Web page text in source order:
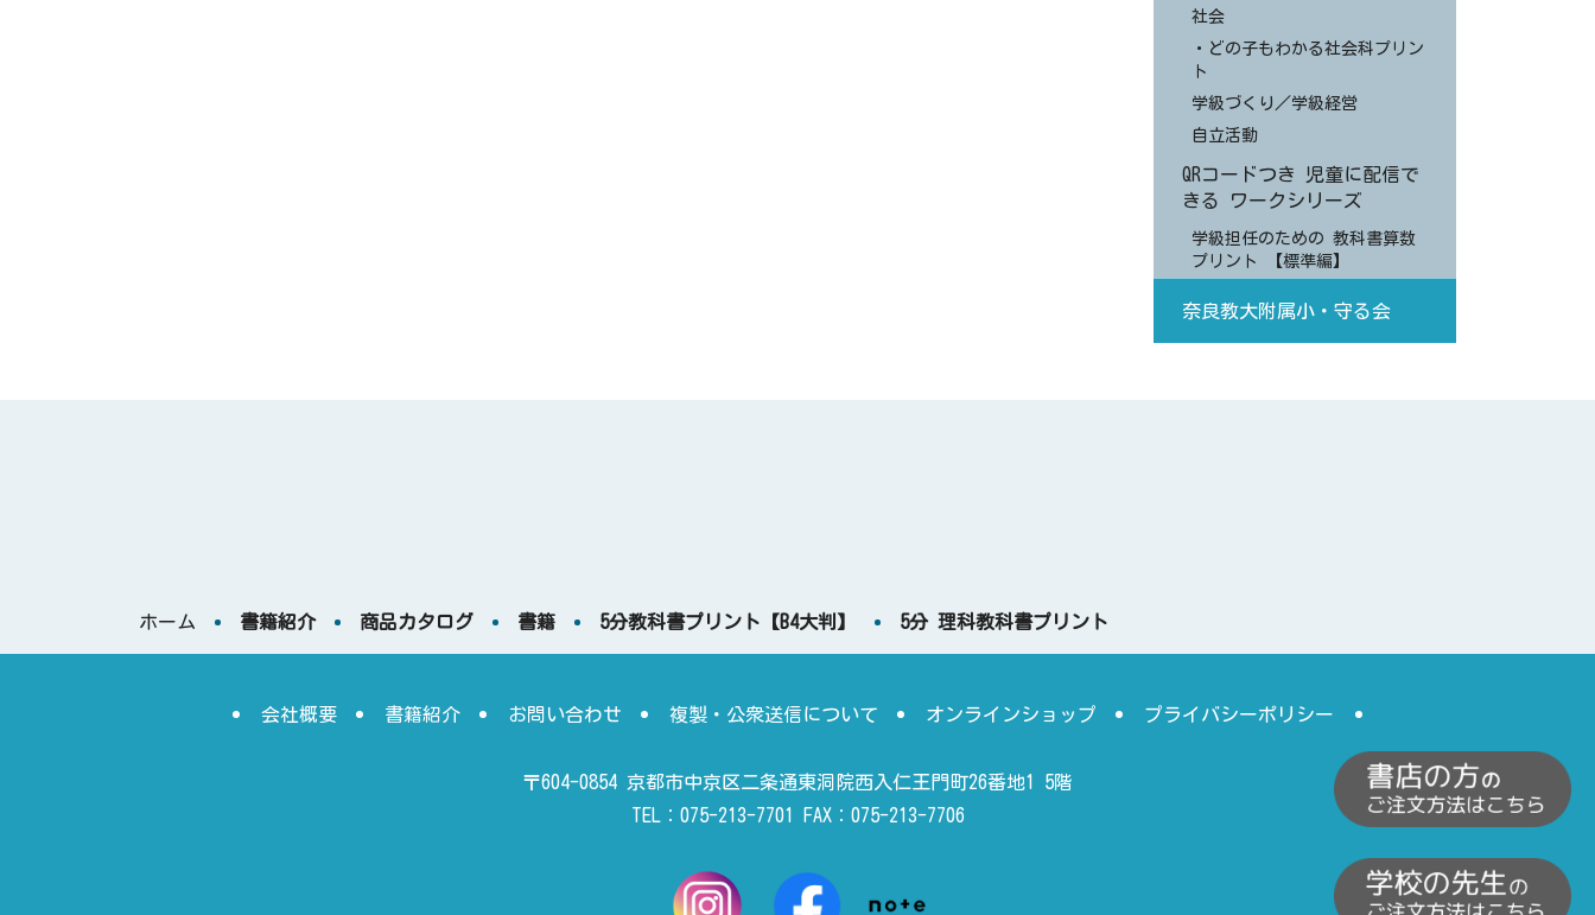
社会
・どの子もわかる社会科プリン
ト
学級づくり／学級経営
自立活動
QRコードつき 児童に配信で
きる ワークシリーズ
学級担任のための 教科書算数
プリント 【標準編】
奈良教大附属小・守る会
ホーム 書籍紹介 商品カタログ 書籍 5分教科書プリント【B4大判】 5分 理科教科書プリント
会社概要 書籍紹介 お問い合わせ 複製・公衆送信について オンラインショップ プライバシーポリシー
〒604-0854 京都市中京区二条通東洞院西入仁王門町26番地1 5階
TEL：075-213-7701 FAX：075-213-7706